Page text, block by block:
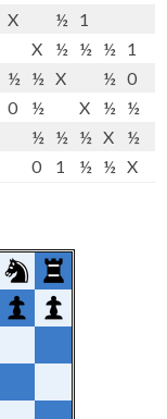
X ½
1
X ½ ½ ½
1
½ ½ X ½ 0
0 ½ X ½
½
½ ½ ½ X
½
0 1 ½ ½ X